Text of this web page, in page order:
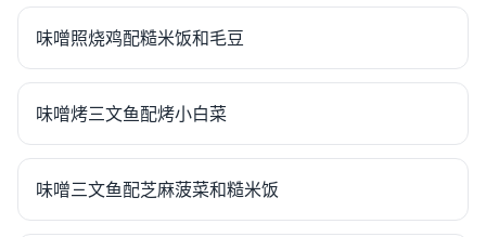
味噌照烧鸡配糙米饭和毛豆
味噌烤三文鱼配烤小白菜
味噌三文鱼配芝麻菠菜和糙米饭